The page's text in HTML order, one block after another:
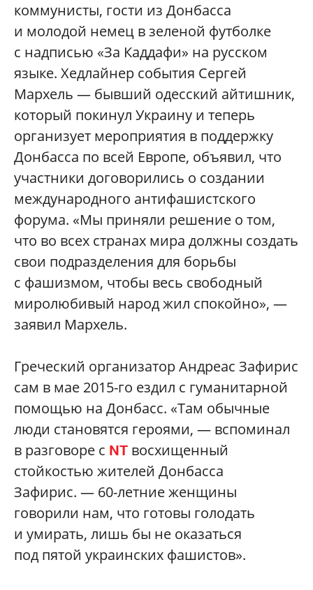
коммунисты, гости из Донбасса
и молодой немец в зеленой футболке
с надписью «За Каддафи» на русском
языке. Хедлайнер события Сергей
Мархель — бывший одесский айтишник,
который покинул Украину и теперь
организует мероприятия в поддержку
Донбасса по всей Европе, объявил, что
участники договорились о создании
международного антифашистского
форума. «Мы приняли решение о том,
что во всех странах мира должны создать
свои подразделения для борьбы
с фашизмом, чтобы весь свободный
миролюбивый народ жил спокойно», —
заявил Мархель.
Греческий организатор Андреас Зафирис
сам в мае 2015-го ездил с гуманитарной
помощью на Донбасс. «Там обычные
люди становятся героями, — вспоминал
в разговоре с NT восхищенный
стойкостью жителей Донбасса
Зафирис. — 60-летние женщины
говорили нам, что готовы голодать
и умирать, лишь бы не оказаться
под пятой украинских фашистов».